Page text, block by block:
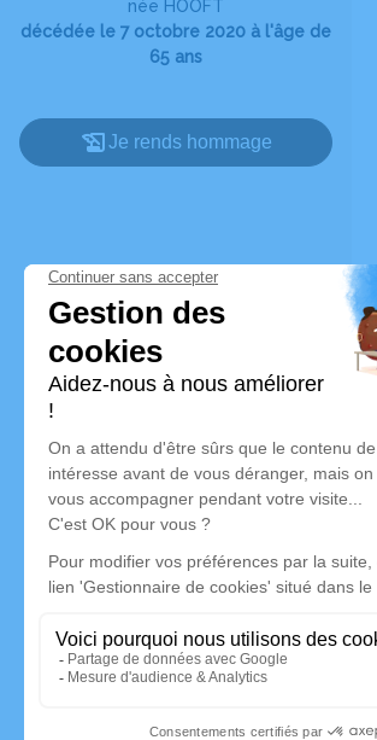
née HOOFT
décédée le 7 octobre 2020 à l'âge de
65 ans
Je rends hommage